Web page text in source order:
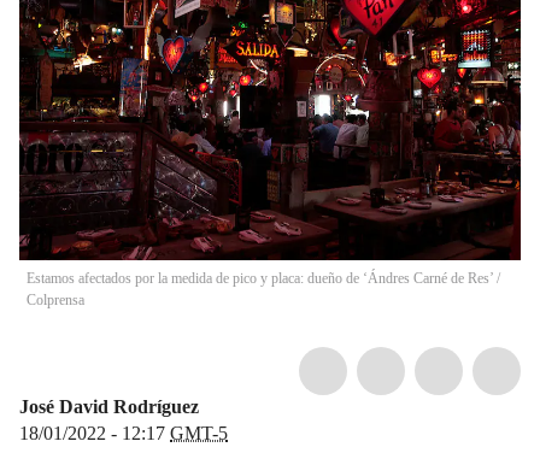
Estamos afectados por la medida de pico y placa: dueño de ‘Ándres Carné de Res’ /
Colprensa
José David Rodríguez
18/01/2022 - 12:17 GMT-5